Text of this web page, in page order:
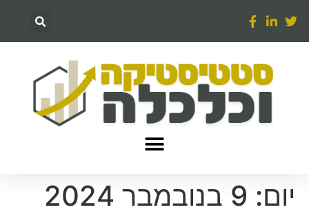
יום: 9 בנובמבר 2024